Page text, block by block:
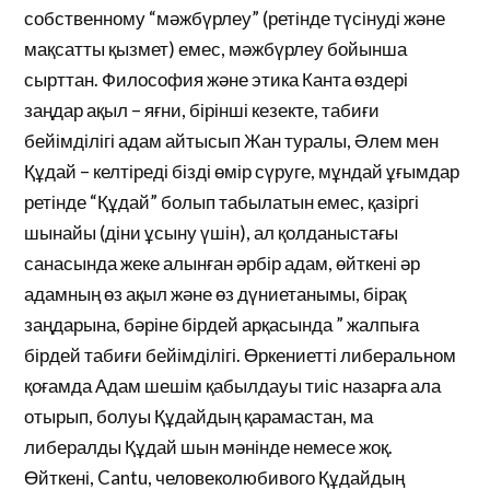
собственному “мәжбүрлеу” (ретінде түсінуді және
мақсатты қызмет) емес, мәжбүрлеу бойынша
сырттан. Философия және этика Канта өздері
заңдар ақыл – яғни, бірінші кезекте, табиғи
бейімділігі адам айтысып Жан туралы, Әлем мен
Құдай – келтіреді бізді өмір сүруге, мұндай ұғымдар
ретінде “Құдай” болып табылатын емес, қазіргі
шынайы (діни ұсыну үшін), ал қолданыстағы
санасында жеке алынған әрбір адам, өйткені әр
адамның өз ақыл және өз дүниетанымы, бірақ
заңдарына, бәріне бірдей арқасында ” жалпыға
бірдей табиғи бейімділігі. Өркениетті либеральном
қоғамда Адам шешім қабылдауы тиіс назарға ала
отырып, болуы Құдайдың қарамастан, ма
либералды Құдай шын мәнінде немесе жоқ.
Өйткені, Cantu, человеколюбивого Құдайдың